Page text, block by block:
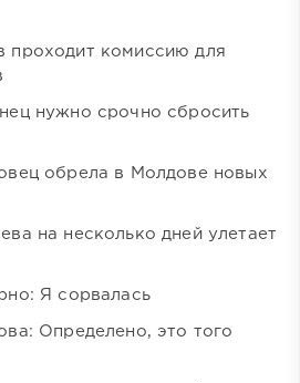
проходит комиссию для
нужно срочно сбросить
обрела в Молдове новых
на несколько дней улетает
Я сорвалась
Определено, это того